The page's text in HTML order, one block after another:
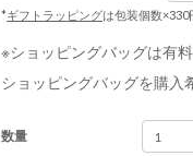
*ギフトラッピングは包装個数×330
※ショッピングバッグは有料
ショッピングバッグを購入
数量